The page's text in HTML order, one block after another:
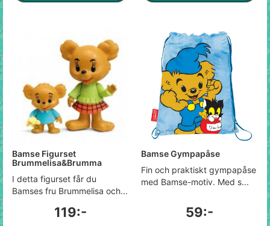
Bamse Figurset
Brummelisa&Brumma
I detta figurset får du
Bamses fru Brummelisa och...
119:-
Bamse Gympapåse
Fin och praktiskt gympapåse
med Bamse-motiv. Med s...
59:-